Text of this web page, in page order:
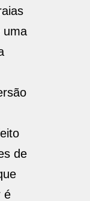
uma
de
é